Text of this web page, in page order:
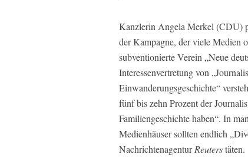
Kanzlerin Angela Merkel (CDU)
der Kampagne, der viele Medien
subventionierte Verein „Neue
Interessenvertretung von
Einwanderungsgeschichte“
fünf bis zehn Prozent der
Familiengeschichte haben“. In
Medienhäuser sollten endlich
NachrichtenagenturReuterstäten.